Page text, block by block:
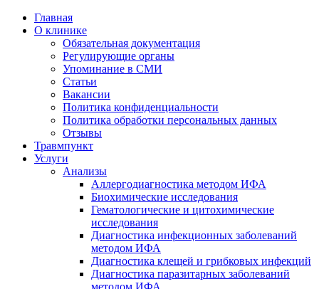
Главная
О клинике
Обязательная документация
Регулирующие органы
Упоминание в СМИ
Статьи
Вакансии
Политика конфиденциальности
Политика обработки персональных данных
Отзывы
Травмпункт
Услуги
Анализы
Аллергодиагностика методом ИФА
Биохимические исследования
Гематологические и цитохимические
исследования
Диагностика инфекционных заболеваний
методом ИФА
Диагностика клещей и грибковых инфекций
Диагностика паразитарных заболеваний
методом ИФА